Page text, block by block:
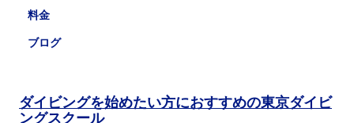
料金
ブログ
ダイビングを始めたい方におすすめの東京ダイビ
ングスクール